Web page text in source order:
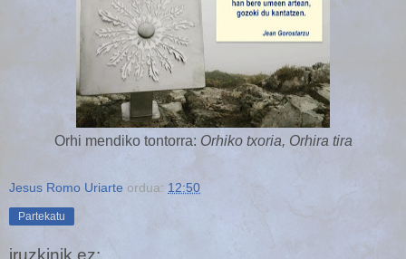
Orhi mendiko tontorra: Orhiko txoria, Orhira tira
Jesus Romo Uriarte ordua: 12:50
Partekatu
iruzkinik ez: